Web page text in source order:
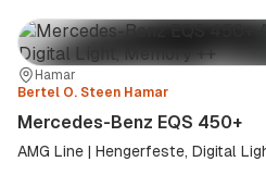
Sted:Hamar
Forhandler:
Bertel O. Steen Hamar
Mercedes-Benz EQS 450+
AMG Line | Hengerfeste, Digital